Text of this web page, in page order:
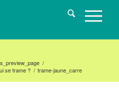
/
se trame ? / trame-jaune_carre